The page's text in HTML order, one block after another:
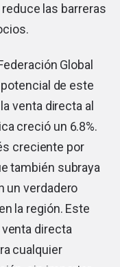
las barreras
Global
de este
venta directa al
creció un 6.8%.
creciente por
también subraya
un verdadero
la región. Este
directa
cualquier